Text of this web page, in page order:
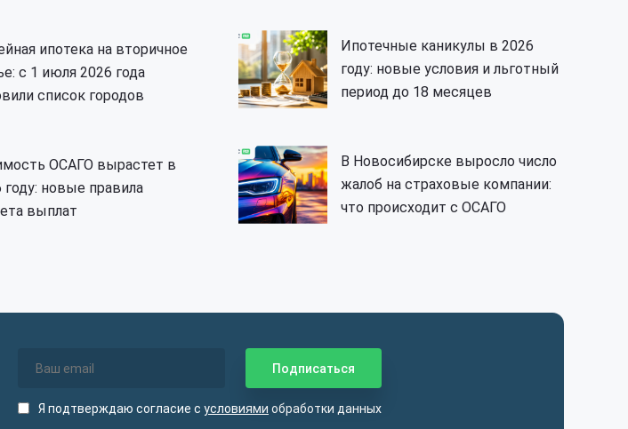
ипотека на вторичное
с 1 июля 2026 года
список городов
ОСАГО вырастет в
году: новые правила
выплат
Ипотечные каникулы в 2026
году: новые условия и льготный
период до 18 месяцев
В Новосибирске выросло число
жалоб на страховые компании:
что происходит с ОСАГО
Я подтверждаю согласие с условиями обработки данных